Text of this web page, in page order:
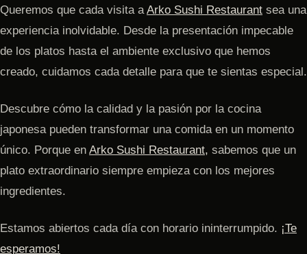
Queremos que cada visita a Arko Sushi Restaurant sea una
experiencia inolvidable. Desde la presentación impecable
de los platos hasta el ambiente exclusivo que hemos
creado, cuidamos cada detalle para que te sientas especial.
Descubre cómo la calidad y la pasión por la cocina
japonesa pueden transformar una comida en un momento
único. Porque en Arko Sushi Restaurant, sabemos que un
plato extraordinario siempre empieza con los mejores
ingredientes.
Estamos abiertos cada día con horario ininterrumpido. ¡Te
esperamos!